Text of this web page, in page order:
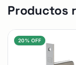
Productos
20% OFF